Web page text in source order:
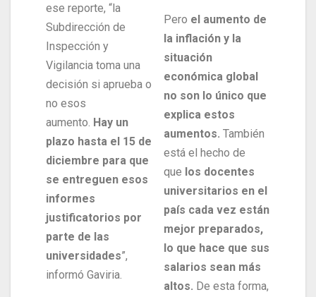
ese reporte, “la
Subdirección de
Inspección y
Vigilancia toma una
decisión si aprueba o
no esos
aumento. Hay un
plazo hasta el 15 de
diciembre para que
se entreguen esos
informes
justificatorios por
parte de las
universidades”,
informó Gaviria.
Pero el aumento de
la inflación y la
situación
económica global
no son lo único que
explica estos
aumentos. También
está el hecho de
que los docentes
universitarios en el
país cada vez están
mejor preparados,
lo que hace que sus
salarios sean más
altos. De esta forma,